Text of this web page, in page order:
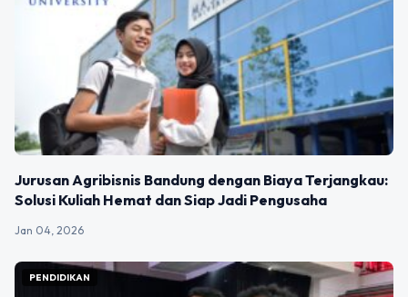
Jurusan Agribisnis Bandung dengan Biaya Terjangkau:
Solusi Kuliah Hemat dan Siap Jadi Pengusaha
Jan 04, 2026
PENDIDIKAN